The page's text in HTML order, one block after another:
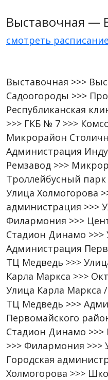
Выставочная —
смотреть
Выставочная >>>
Садоогороды >>>
Республиканская
>>> ГКБ № 7 >>>
Микрорайон
Администрация
Ремзавод >>>
Троллейбусный
Улица Холмогорова
администрация >>>
Филармония >>>
Стадион Динамо >>>
Администрация
ТЦ Медведь >>>
Карла Маркса >>>
Улица Карла Маркса
ТЦ Медведь >>>
Первомайского
Стадион Динамо
>>> Филармония >>>
Городская
Холмогорова >>>